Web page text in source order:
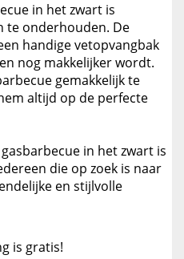
in het zwart is
te onderhouden. De
handige vetopvangbak
nog makkelijker wordt.
gemakkelijk te
altijd op de perfecte
in het zwart is
die op zoek is naar
en stijlvolle
is gratis!